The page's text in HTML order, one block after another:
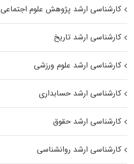
کارشناسی ارشد پژوهش علوم اجتماعی
کارشناسی ارشد تاریخ
کارشناسی ارشد علوم ورزشی
کارشناسی ارشد حسابداری
کارشناسی ارشد حقوق
کارشناسی ارشد روانشناسی